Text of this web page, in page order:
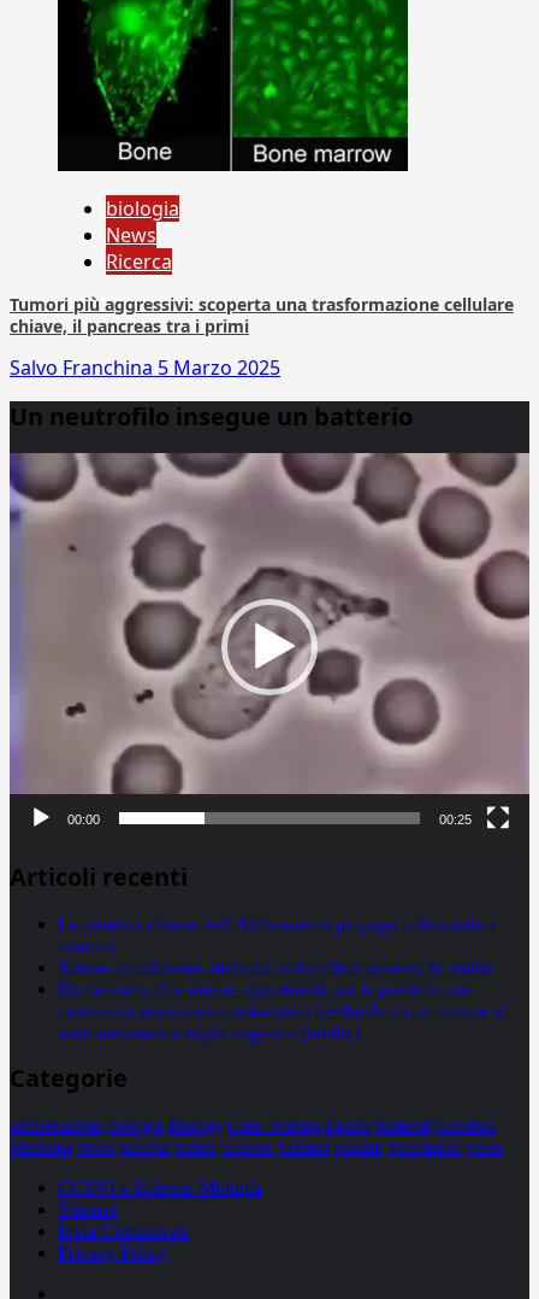
biologia
News
Ricerca
Tumori più aggressivi: scoperta una trasformazione cellulare
chiave, il pancreas tra i primi
Salvo Franchina 5 Marzo 2025
Un neutrofilo insegue un batterio
Player
00:00 00:25
Articoli recenti
La proteina chiave dell’Alzheimer si propaga utilizzando i
neuroni
Statine: inutilmente attribuiti molti effetti avversi, lo studio
Un farmaco, due nuove opportunità per le pazienti con
carcinoma mammario metastatico hr+/her2- e con tumore al
seno metastatico triplo negativo (mtnbc)
Categorie
alimentazione biologia Biology Com. Stampa Epatiti featured Genetica
Medicina News Ricerca Salute Science Scienza vaccini Veterinaria video
CCSVI e Sclerosi Multipla
Sitemap
Invia Comunicati
Privacy Policy